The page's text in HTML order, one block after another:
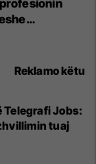
së i reagon
Reklamo këtu
Telegrafi Jobs:
tuaj